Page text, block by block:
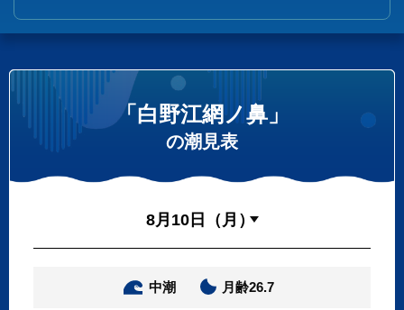
「白野江網ノ鼻」
の潮見表
中潮 月齢26.7